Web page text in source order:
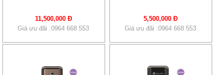
11,500,000 Đ
Giá ưu đãi :0964 668 553
5,500,000 Đ
Giá ưu đãi :0964 668 553